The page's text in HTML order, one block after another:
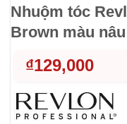
Nhuộm tóc
Brown màu
₫129,000